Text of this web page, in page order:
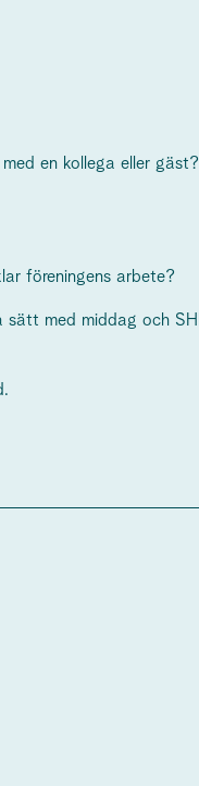
en kollega eller
föreningens arbete?
sätt med middag och